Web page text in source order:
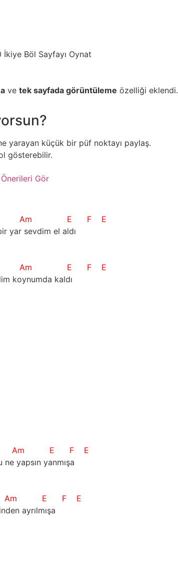
İkiye Böl Sayfayı Oynat
vetek sayfada görüntüleme özelliği eklendi.
yarayan küçük bir püf noktayı paylaş.
gösterebilir.
Gör
Am E F
E
yar sevdim el aldı
Am E F
E
koynumda kaldı
Am E F
E
ne yapsın yanmışa
Am E F
E
ayrılmışa